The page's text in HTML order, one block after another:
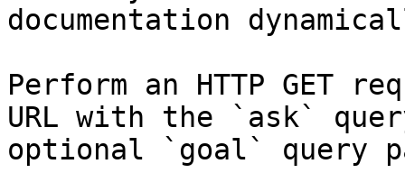
documentation
Perform an HTTP GET
URL with the `ask`
optional `goal` query